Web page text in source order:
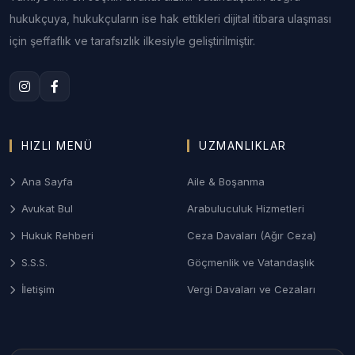
2. Afyon Aile ve Boşanma Hukuku
Afyonkarahisar Aile Mahkemeleri nezdinde;
uyuşmazlıkları, nafaka ve ziynet eşyası alacağı
davalarının gizlilik prensibiyle yürütülmesi.
savunmasına kadar; suçlamalara karşı profesyonel
korunması.
Termal bölgelerdeki arsa uyuşmazlıkları, tarım
arazilerinin miras yoluyla paylaşımı ve tapu iptal-
hukukçuya, hukukçuların ise hak ettikleri dijital itibara ulaşması
için şeffaflık ve tarafsızlık ilkesiyle geliştirilmiştir.
HIZLI MENÜ
Ana Sayfa
Avukat Bul
Hukuk Rehberi
S.S.S.
İletişim
UZMANLIKLAR
Aile & Boşanma
Arabuluculuk Hizmetleri
Ceza Davaları (Ağır Ceza)
Göçmenlik ve Vatandaşlık
Vergi Davaları ve Cezaları